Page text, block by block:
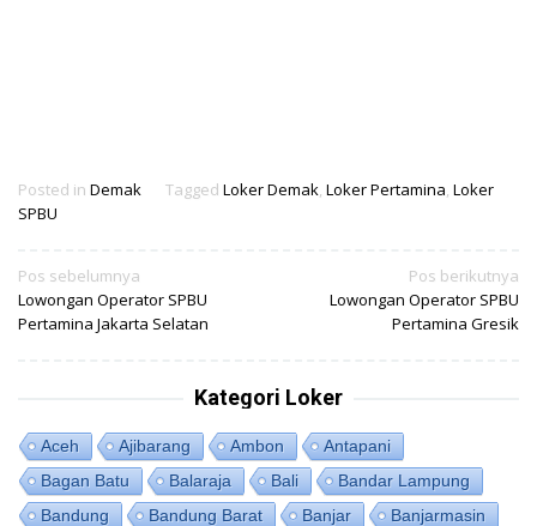
Posted in Demak Tagged Loker Demak, Loker Pertamina, Loker
SPBU
Navigasi
pos
Pos sebelumnya
Lowongan Operator SPBU
Pertamina Jakarta Selatan
Pos berikutnya
Lowongan Operator SPBU
Pertamina Gresik
Kategori Loker
Aceh Ajibarang Ambon
Antapani
Bagan Batu
Balaraja Bali
Bandar Lampung
Bandung
Bandung Barat Banjar
Banjarmasin